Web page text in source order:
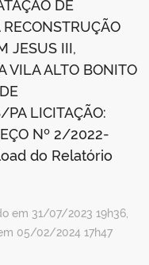
DE
RECONSTRUÇÃO
JESUS III,
VILA ALTO BONITO
PA LICITAÇÃO:
Nº 2/2022-
do Relatório
em 31/07/2023 19h36,
05/02/2024 17h47